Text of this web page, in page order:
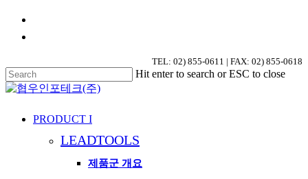
Skip
main
TEL: 02) 855-0611 | FAX: 02) 855-0618
Hit enter to search or ESC to close
Close
PRODUCT I
LEADTOOLS
제품군 개요